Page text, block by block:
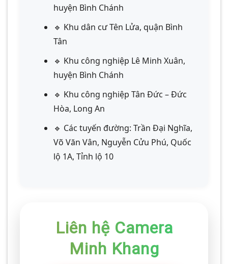
huyện Bình Chánh
🔹 Khu dân cư Tên Lửa, quận Bình
Tân
🔹 Khu công nghiệp Lê Minh Xuân,
huyện Bình Chánh
🔹 Khu công nghiệp Tân Đức – Đức
Hòa, Long An
🔹 Các tuyến đường: Trần Đại Nghĩa,
Võ Văn Vân, Nguyễn Cửu Phú, Quốc
lộ 1A, Tỉnh lộ 10
Liên hệ Camera
Minh Khang